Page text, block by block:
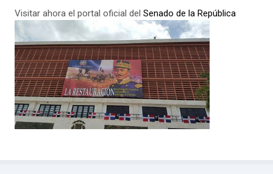
Visitar ahora el portal oficial del Senado de la República